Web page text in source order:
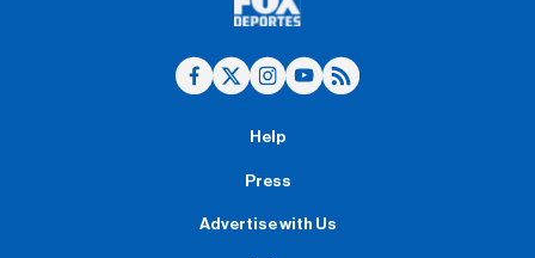
Help
Press
Advertise with Us